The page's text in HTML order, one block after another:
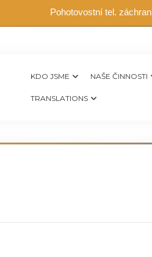
Pohotovostní tel.
KDO JSME NAŠE ČINNOSTI
TRANSLATIONS